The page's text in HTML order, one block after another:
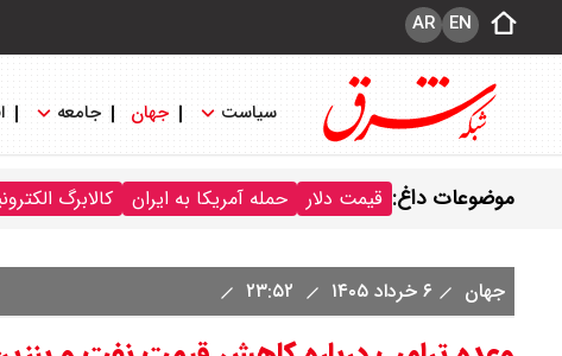
EN
AR
سیاست جهان جامعه
موضوعات داغ: قیمت دلار حمله آمریکا به ایران کالابرگ
جهان ۶ خرداد ۱۴۰۵